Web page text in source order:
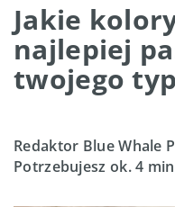
Jakie
najlepiej
twojego
Redaktor Blue Whale
Potrzebujesz ok. 4